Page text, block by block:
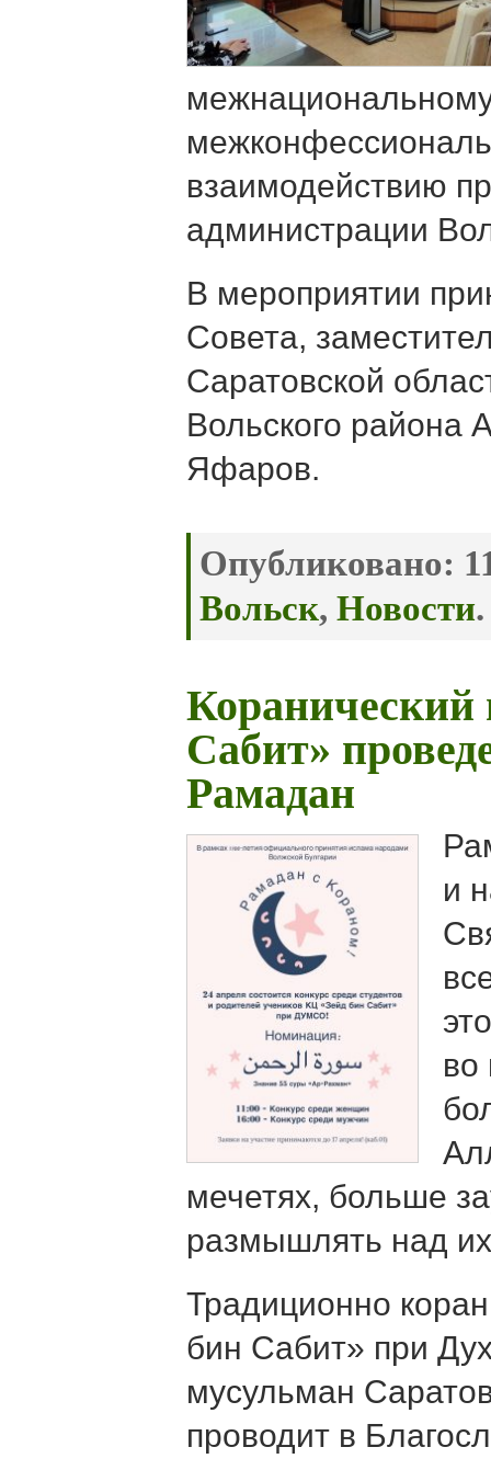
взаимодействию
администрации
В мероприятии
Совета,
Саратовской
Вольского района
Яфаров.
Опубликовано:
Вольск, Новости.
Коранический
Сабит»
Рамадан
и
во
мечетях, больше
размышлять над
Традиционно
бин Сабит» при
мусульман
проводит в